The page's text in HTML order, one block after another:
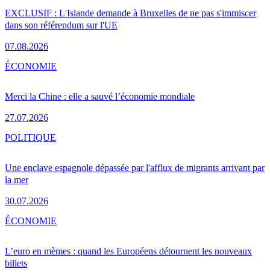
EXCLUSIF : L'Islande demande à Bruxelles de ne pas s'immiscer
dans son référendum sur l'UE
07.08.2026
Merci la Chine : elle a sauvé l’économie mondiale
27.07.2026
ÉCONOMIE
Une enclave espagnole dépassée par l'afflux de migrants arrivant par
la mer
30.07.2026
POLITIQUE
L’euro en mèmes : quand les Européens détournent les nouveaux
billets
ÉCONOMIE